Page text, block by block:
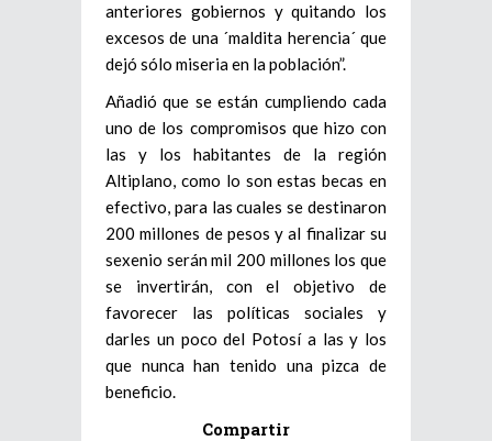
anteriores gobiernos y quitando los
excesos de una ´maldita herencia´ que
dejó sólo miseria en la población”.
Añadió que se están cumpliendo cada
uno de los compromisos que hizo con
las y los habitantes de la región
Altiplano, como lo son estas becas en
efectivo, para las cuales se destinaron
200 millones de pesos y al finalizar su
sexenio serán mil 200 millones los que
se invertirán, con el objetivo de
favorecer las políticas sociales y
darles un poco del Potosí a las y los
que nunca han tenido una pizca de
beneficio. ​
Compartir